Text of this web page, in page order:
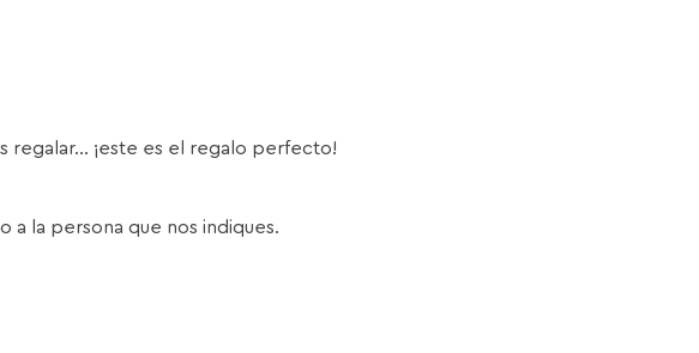
regalar... ¡este es el regalo perfecto!
a la persona que nos indiques.